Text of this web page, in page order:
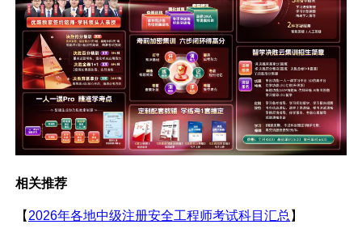
相关推荐
【 2026年各地中级注册安全工程师考试科目汇总 】